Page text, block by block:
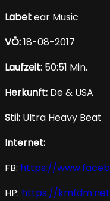
Label:ear Music
VÖ:18-08-2017
Laufzeit: 50:51 Min.
Herkunft: De & USA
Stil: Ultra Heavy Beat
Internet:
FB: https://
HP: https://